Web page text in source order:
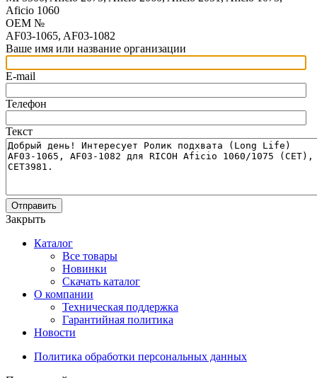
Aficio 1060
OEM №
AF03-1065, AF03-1082
Ваше имя или название организации
E-mail
Телефон
Текст
Отправить
Закрыть
Каталог
Все товары
Новинки
Скачать каталог
О компании
Техническая поддержка
Гарантийная политика
Новости
Политика обработки персональных данных